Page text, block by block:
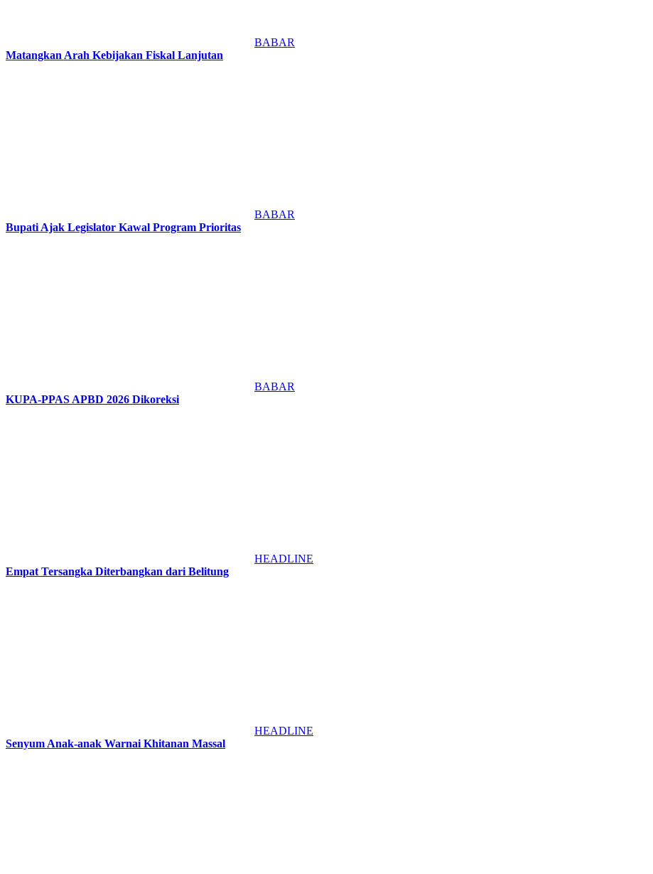
BABAR
Matangkan Arah Kebijakan Fiskal Lanjutan
BABAR
Bupati Ajak Legislator Kawal Program Prioritas
BABAR
KUPA-PPAS APBD 2026 Dikoreksi
HEADLINE
Empat Tersangka Diterbangkan dari Belitung
HEADLINE
Senyum Anak-anak Warnai Khitanan Massal